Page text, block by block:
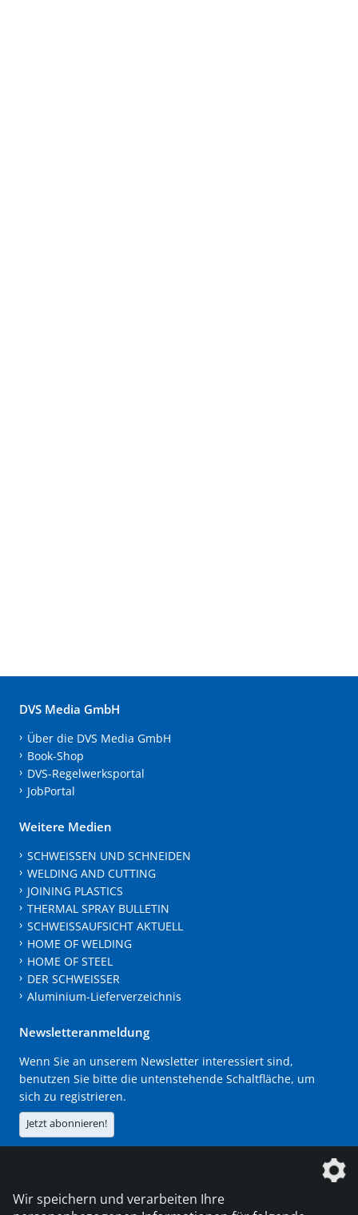
DVS Media GmbH
Über die DVS Media GmbH
Book-Shop
DVS-Regelwerksportal
JobPortal
Weitere Medien
SCHWEISSEN UND SCHNEIDEN
WELDING AND CUTTING
JOINING PLASTICS
THERMAL SPRAY BULLETIN
SCHWEISSAUFSICHT AKTUELL
HOME OF WELDING
HOME OF STEEL
DER SCHWEISSER
Aluminium-Lieferverzeichnis
Newsletteranmeldung
Wenn Sie an unserem Newsletter interessiert sind,
benutzen Sie bitte die untenstehende Schaltfläche, um
sich zu registrieren.
Jetzt abonnieren!
Die DVS Media GmbH ist ein Unternehmen der
Wir speichern und verarbeiten Ihre